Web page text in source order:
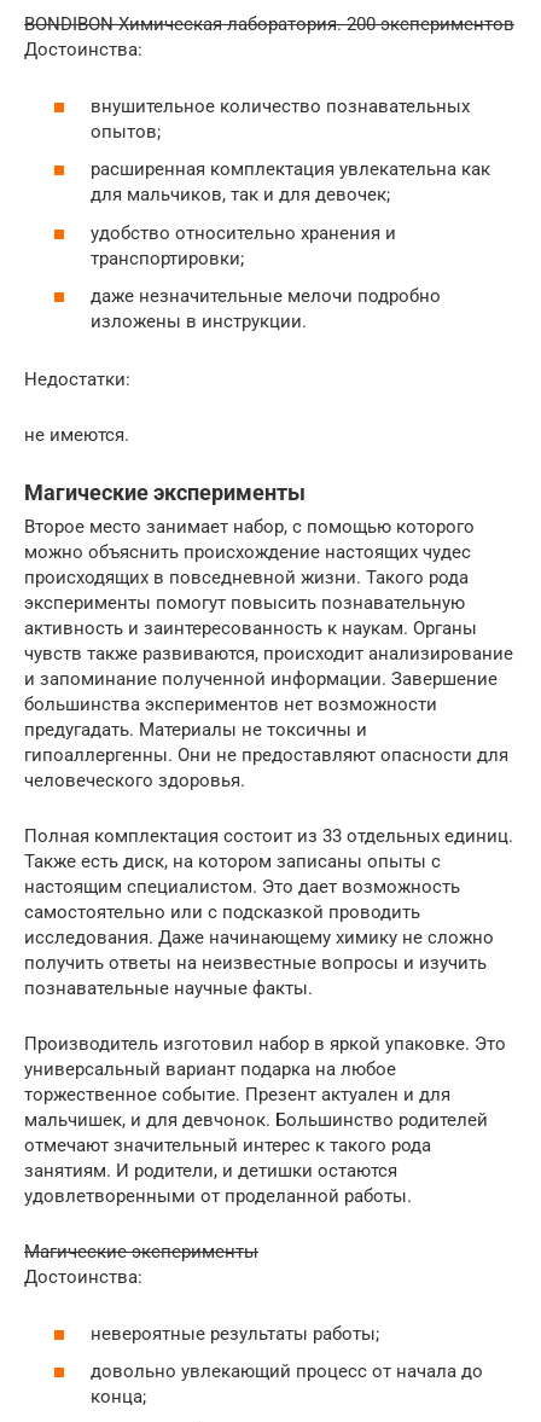
BONDIBON Химическая лаборатория. 200 экспериментов
Достоинства:
внушительное количество познавательных
опытов;
расширенная комплектация увлекательна как
для мальчиков, так и для девочек;
удобство относительно хранения и
транспортировки;
даже незначительные мелочи подробно
изложены в инструкции.
Недостатки:
не имеются.
Магические эксперименты
Второе место занимает набор, с помощью которого
можно объяснить происхождение настоящих чудес
происходящих в повседневной жизни. Такого рода
эксперименты помогут повысить познавательную
активность и заинтересованность к наукам. Органы
чувств также развиваются, происходит анализирование
и запоминание полученной информации. Завершение
большинства экспериментов нет возможности
предугадать. Материалы не токсичны и
гипоаллергенны. Они не предоставляют опасности для
человеческого здоровья.
Полная комплектация состоит из 33 отдельных единиц.
Также есть диск, на котором записаны опыты с
настоящим специалистом. Это дает возможность
самостоятельно или с подсказкой проводить
исследования. Даже начинающему химику не сложно
получить ответы на неизвестные вопросы и изучить
познавательные научные факты.
Производитель изготовил набор в яркой упаковке. Это
универсальный вариант подарка на любое
торжественное событие. Презент актуален и для
мальчишек, и для девчонок. Большинство родителей
отмечают значительный интерес к такого рода
занятиям. И родители, и детишки остаются
удовлетворенными от проделанной работы.
Магические эксперименты
Достоинства:
невероятные результаты работы;
довольно увлекающий процесс от начала до
конца;